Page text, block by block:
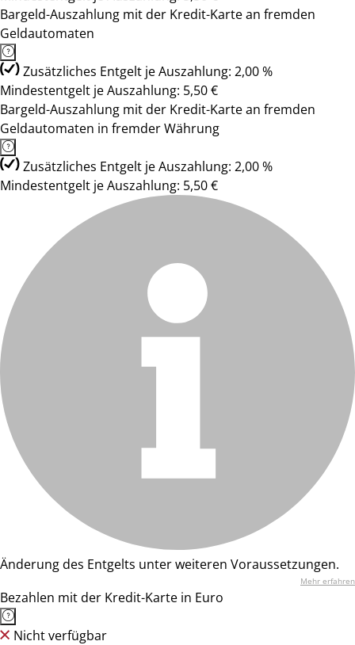
Bargeld-Auszahlung mit der Kredit-Karte an fremden
Geldautomaten
Zusätzliches Entgelt je Auszahlung: 2,00 %
Mindestentgelt je Auszahlung: 5,50 €
Bargeld-Auszahlung mit der Kredit-Karte an fremden
Geldautomaten in fremder Währung
Zusätzliches Entgelt je Auszahlung: 2,00 %
Mindestentgelt je Auszahlung: 5,50 €
Änderung des Entgelts unter weiteren Voraussetzungen.
Mehr erfahren
Bezahlen mit der Kredit-Karte in Euro
Nicht verfügbar